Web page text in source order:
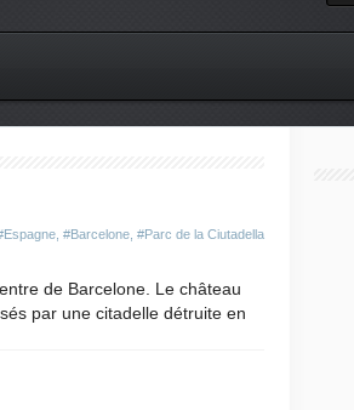
#Barcelone #Parc de la Ciutadella
de Barcelone. Le château
par une citadelle détruite en